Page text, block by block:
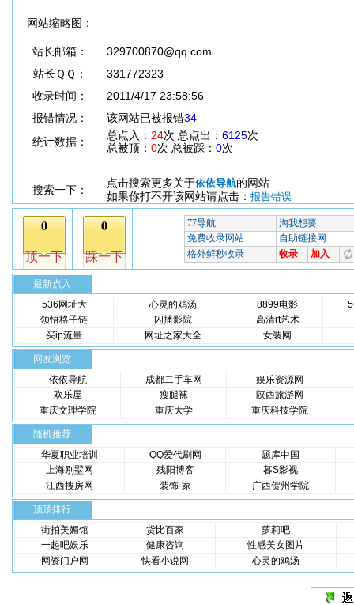
网站缩略图：
站长邮箱：
329700870@qq.com
站长ＱＱ：
331772323
收录时间：
2011/4/17 23:58:56
报错情况：
该网站已被报错34
统计数据：
总点入： 24次 总点出： 6125次
总被顶： 0次 总被踩： 0次
搜索一下：
点击搜索更多关于依依导航的网站
如果你打不开该网站请点击： 报告错误
最新点入
536网址大
心灵的鸡汤 8899电影
领悟格子链
闪播影院
高清rt艺术
买ip流量
网址之家大全 女装网
网友浏览
依依导航
成都二手车网
娱乐资源网
欢乐屋
瘦腿袜
陕西旅游网
重庆文理学院
重庆大学 重庆科技学院
随机推荐
华夏职业培训
QQ爱代刷网
题库中国
上海别墅网
残阳博客
暮S影视
江西搜房网
装饰·家 广西贺州学院
顶顶排行
街拍美媚馆
货比百家
萝莉吧
一起吧娱乐
健康咨询
性感美女图片
网资门户网
快看小说网 心灵的鸡汤